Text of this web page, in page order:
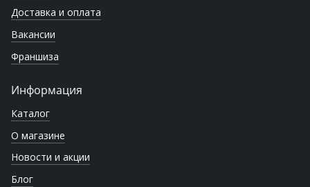
Доставка и оплата
Вакансии
Франшиза
Информация
Каталог
О магазине
Новости и акции
Блог